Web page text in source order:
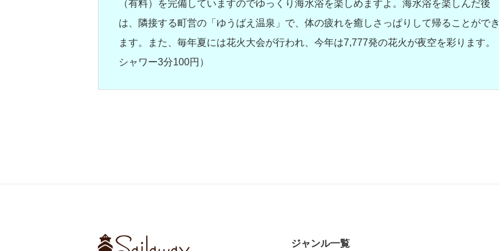
（有料）を完備していますのでゆっくり海水浴を楽しめますよ。海水浴を楽しんだ後
は、隣接する町営の「ゆうばえ温泉」で、体の疲れを癒しさっぱりして帰ることができ
ます。また、毎年夏には花火大会が行われ、今年は7,777発の花火が夜空を彩ります。
シャワー3分100円）
ジャンル一覧